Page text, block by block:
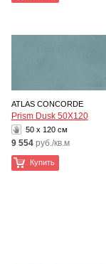
ATLAS CONCORDE
Prism Dusk 50X120
50 x 120 см
9 554 руб./кв.м
Купить